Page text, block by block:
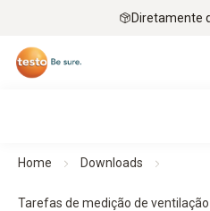
Diretamente
Home Downloads
Tarefas de medição de